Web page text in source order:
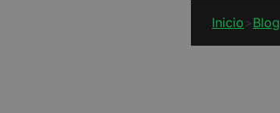
Inicio>Blog